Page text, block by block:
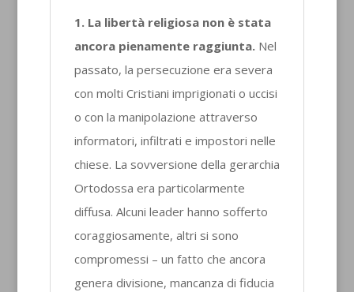
1. La libertà religiosa non è stata
ancora pienamente raggiunta.Nel
passato, la persecuzione era severa
con molti Cristiani imprigionati o uccisi
o con la manipolazione attraverso
informatori, infiltrati e impostori nelle
chiese. La sovversione della gerarchia
Ortodossa era particolarmente
diffusa. Alcuni leader hanno sofferto
coraggiosamente, altri si sono
compromessi – un fatto che ancora
genera divisione, mancanza di fiducia